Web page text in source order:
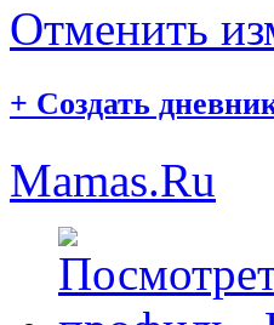
Отменить
+ Создать
Mamas.Ru